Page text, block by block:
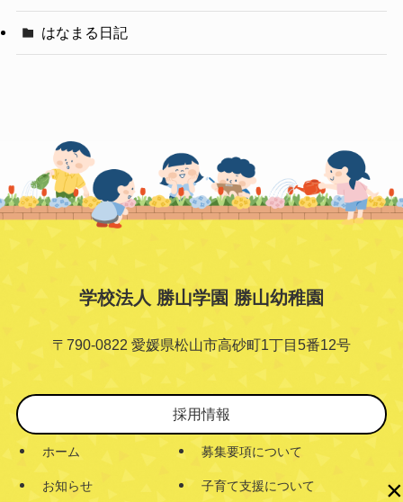
はなまる日記
学校法人 勝山学園 勝山幼稚園
〒790-0822 愛媛県松山市高砂町1丁目5番12号
採用情報
ホーム
お知らせ
募集要項について
子育て支援について ×